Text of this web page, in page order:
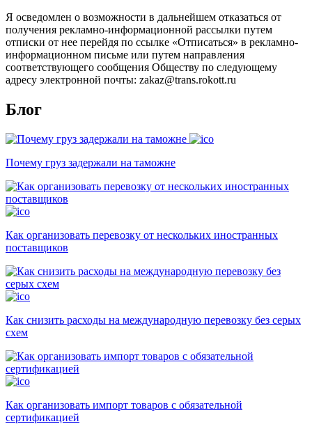
Я осведомлен о возможности в дальнейшем отказаться от
получения рекламно-информационной рассылки путем
отписки от нее перейдя по ссылке «Отписаться» в рекламно-
информационном письме или путем направления
соответствующего сообщения Обществу по следующему
адресу электронной почты: zakaz@trans.rokott.ru
Блог
Почему груз задержали на таможне
Как организовать перевозку от нескольких иностранных
поставщиков
Как снизить расходы на международную перевозку без серых
схем
Как организовать импорт товаров с обязательной
сертификацией